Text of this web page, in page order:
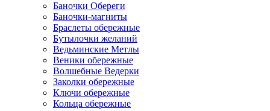
Баночки Обереги
Баночки-магниты
Браслеты обережные
Бутылочки желаний
Ведьминские Метлы
Веники обережные
Волшебные Ведерки
Заколки обережные
Ключи обережные
Кольца обережные